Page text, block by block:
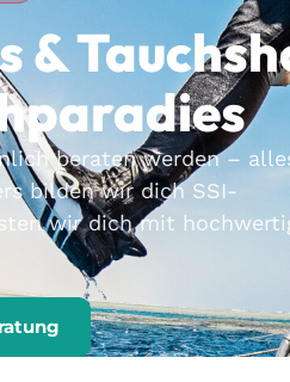
&
beraten werden –
bilden wir dich SSI-
wir dich mit